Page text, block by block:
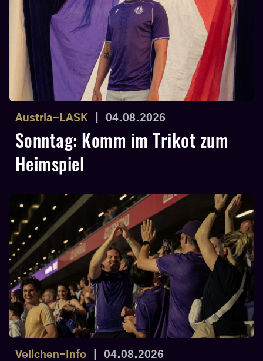
Austria-LASK 04.08.2026
Sonntag: Komm im Trikot zum
Heimspiel
Veilchen-Info 04.08.2026